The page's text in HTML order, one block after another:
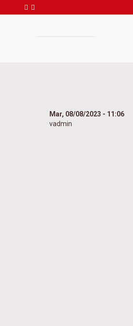
Mar, 08/08/2023 - 11:06
vadmin